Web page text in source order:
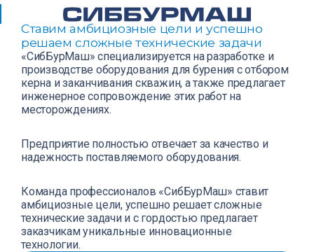
Ставим амбициозные цели и успешно
решаем сложные технические задачи
«СибБурМаш» специализируется на разработке и
производстве оборудования для бурения с отбором
керна и заканчивания скважин, а также предлагает
инженерное сопровождение этих работ на
месторождениях.
Предприятие полностью отвечает за качество и
надежность поставляемого оборудования.
Команда профессионалов «СибБурМаш» ставит
амбициозные цели, успешно решает сложные
технические задачи и с гордостью предлагает
заказчикам уникальные инновационные
технологии.